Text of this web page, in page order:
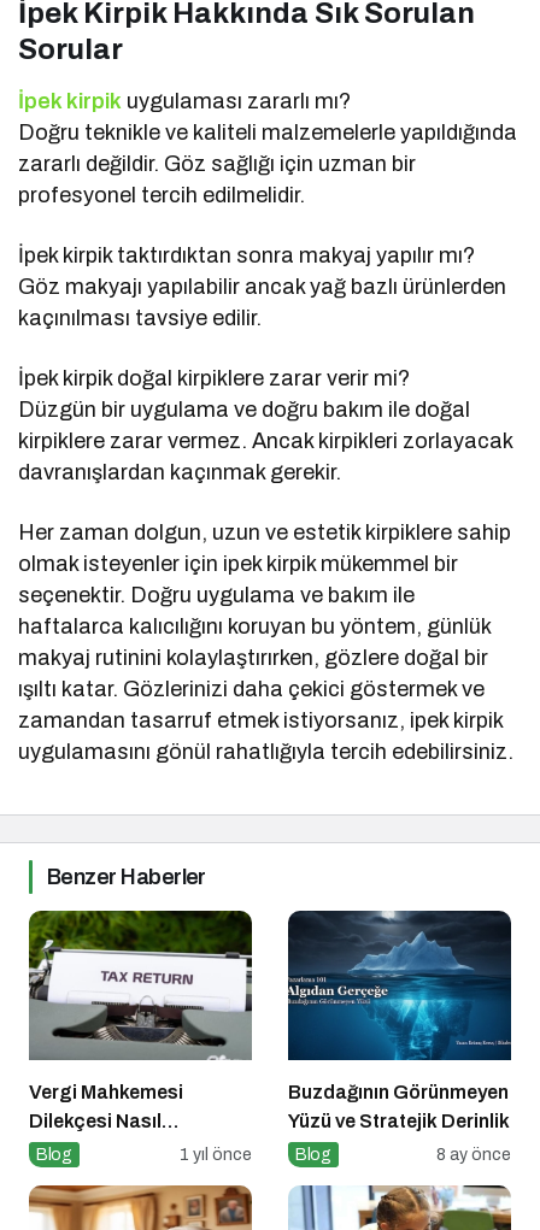
İpek Kirpik Hakkında Sık Sorulan
Sorular
İpek kirpik uygulaması zararlı mı?
Doğru teknikle ve kaliteli malzemelerle yapıldığında
zararlı değildir. Göz sağlığı için uzman bir
profesyonel tercih edilmelidir.
İpek kirpik taktırdıktan sonra makyaj yapılır mı?
Göz makyajı yapılabilir ancak yağ bazlı ürünlerden
kaçınılması tavsiye edilir.
İpek kirpik doğal kirpiklere zarar verir mi?
Düzgün bir uygulama ve doğru bakım ile doğal
kirpiklere zarar vermez. Ancak kirpikleri zorlayacak
davranışlardan kaçınmak gerekir.
Her zaman dolgun, uzun ve estetik kirpiklere sahip
olmak isteyenler için ipek kirpik mükemmel bir
seçenektir. Doğru uygulama ve bakım ile
haftalarca kalıcılığını koruyan bu yöntem, günlük
makyaj rutinini kolaylaştırırken, gözlere doğal bir
ışıltı katar. Gözlerinizi daha çekici göstermek ve
zamandan tasarruf etmek istiyorsanız, ipek kirpik
uygulamasını gönül rahatlığıyla tercih edebilirsiniz.
Benzer Haberler
Vergi Mahkemesi
Dilekçesi Nasıl
Hazırlanır?
Blog 1 yıl önce
Buzdağının Görünmeyen
Yüzü ve Stratejik Derinlik
Blog 8 ay önce